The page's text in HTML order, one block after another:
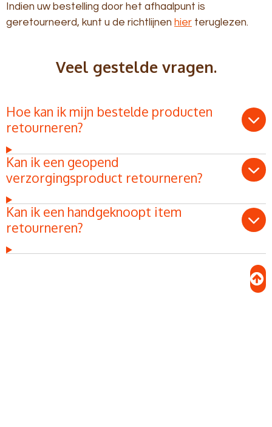
Indien uw bestelling door het afhaalpunt is
geretourneerd, kunt u de richtlijnen hier teruglezen.
Veel gestelde vragen.
Hoe kan ik mijn bestelde producten
retourneren?
Kan ik een geopend
verzorgingsproduct retourneren?
Kan ik een handgeknoopt item
retourneren?